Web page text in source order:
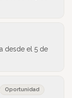
desde el 5 de
Oportunidad